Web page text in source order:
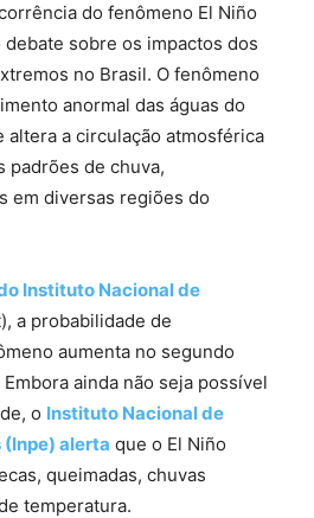
do fenômeno El Niño
debate sobre os impactos dos
no Brasil. O fenômeno
anormal das águas do
altera a circulação atmosférica
padrões de chuva,
em diversas regiões do
Instituto Nacional de
a probabilidade de
aumenta no segundo
ainda não seja possível
o Instituto Nacional de
(Inpe) alerta que o El Niño
queimadas, chuvas
temperatura.